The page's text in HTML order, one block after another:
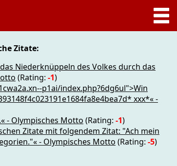
Zitate:
Niederknüppeln des Volkes durch das
(Rating: -1)
p1ai/index.php?6dg6ul">Win
ххх*« -
- Olympisches Motto (Rating: -1)
Zitate mit folgendem Zitat: "Ach mein
- Olympisches Motto (Rating: -5)